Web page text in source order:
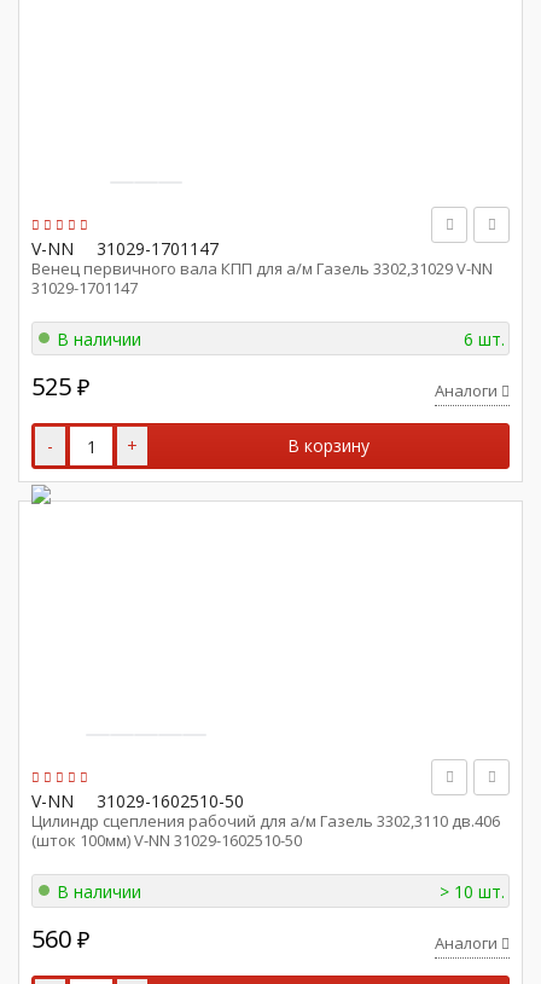
V-NN 31029-1701147
Венец первичного вала КПП для а/м Газель 3302,31029 V-NN
31029-1701147
В наличии 6 шт.
525 ₽ Аналоги
- + В корзину
V-NN 31029-1602510-50
Цилиндр сцепления рабочий для а/м Газель 3302,3110 дв.406
(шток 100мм) V-NN 31029-1602510-50
В наличии > 10 шт.
560 ₽ Аналоги